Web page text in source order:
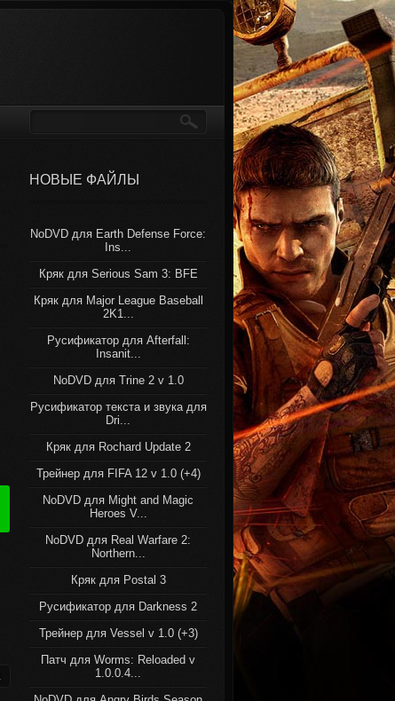
НОВЫЕ ФАЙЛЫ
NoDVD для Earth Defense Force:
Ins...
Кряк для Serious Sam 3: BFE
Кряк для Major League Baseball
2K1...
Русификатор для Afterfall:
Insanit...
NoDVD для Trine 2 v 1.0
Русификатор текста и звука для
Dri...
Кряк для Rochard Update 2
Трейнер для FIFA 12 v 1.0 (+4)
NoDVD для Might and Magic
Heroes V...
NoDVD для Real Warfare 2:
Northern...
Кряк для Postal 3
Русификатор для Darkness 2
Трейнер для Vessel v 1.0 (+3)
Патч для Worms: Reloaded v
1.0.0.4...